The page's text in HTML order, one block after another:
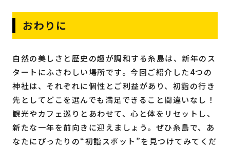
おわりに
自然の美しさと歴史の趣が調和する糸島は、新年のス
タートにふさわしい場所です。今回ご紹介した4つの
神社は、それぞれに個性とご利益があり、初詣の行き
先としてどこを選んでも満足できること間違いなし！
観光やカフェ巡りとあわせて、心と体をリセットし、
新たな一年を前向きに迎えましょう。ぜひ糸島で、あ
なたにぴったりの“初詣スポット”を見つけてみてくだ